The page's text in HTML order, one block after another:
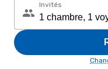
Invités